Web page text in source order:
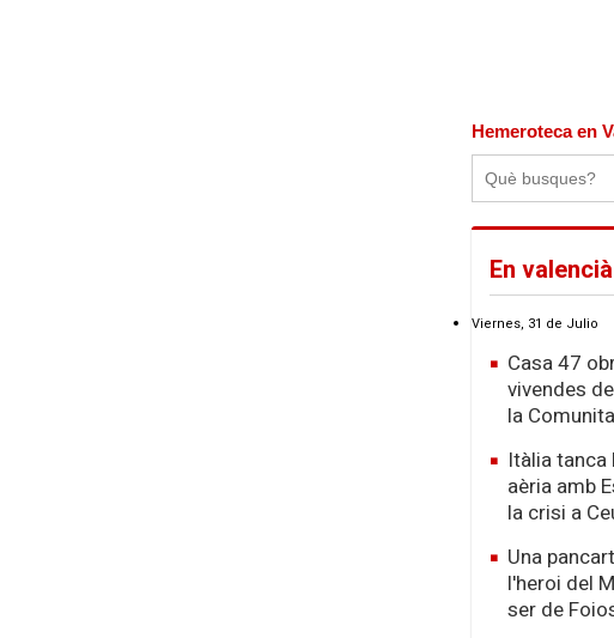
Hemeroteca en
En valencià
Viernes, 31 de Julio
Casa 47
vivendes
la
Itàlia
aèria amb
la crisi a
Una
l'heroi del
ser de